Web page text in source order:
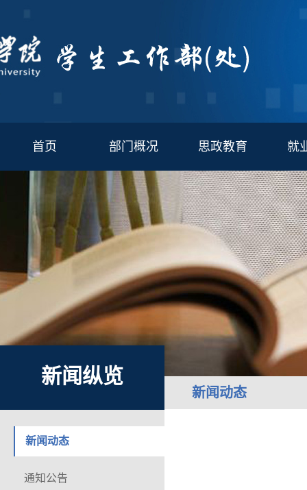
首页 部门概况 思政教育 就
新闻纵览
新闻动态
新闻动态
通知公告